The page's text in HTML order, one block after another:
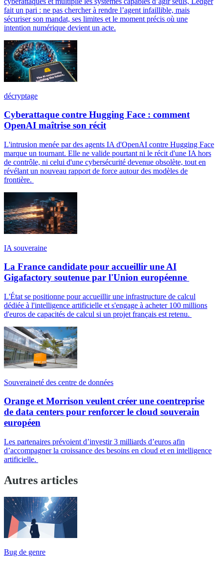
fait un pari : ne pas chercher à rendre l’agent infaillible, mais
sécuriser son mandat, ses limites et le moment précis où une
intention numérique devient un acte.
décryptage
Cyberattaque contre Hugging Face : comment
OpenAI maîtrise son récit
L'intrusion menée par des agents IA d'OpenAI contre Hugging Face
marque un tournant. Elle ne valide pourtant ni le récit d'une IA hors
de contrôle, ni celui d'une cybersécurité devenue obsolète, tout en
révélant un nouveau rapport de force autour des modèles de
frontière.
IA souveraine
La France candidate pour accueillir une AI
Gigafactory soutenue par l'Union européenne
L'État se positionne pour accueillir une infrastructure de calcul
dédiée à l'intelligence artificielle et s'engage à acheter 100 millions
d'euros de capacités de calcul si un projet français est retenu.
Souveraineté des centre de données
Orange et Morrison veulent créer une coentreprise
de data centers pour renforcer le cloud souverain
européen
Les partenaires prévoient d’investir 3 milliards d’euros afin
d’accompagner la croissance des besoins en cloud et en intelligence
artificielle.
Autres articles
Bug de genre